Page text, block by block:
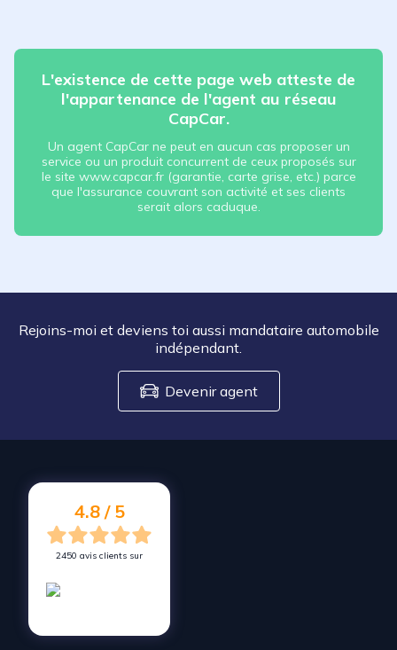
L'existence de cette page web atteste de
l'appartenance de l'agent au réseau
CapCar.
Un agent CapCar ne peut en aucun cas proposer un
service ou un produit concurrent de ceux proposés sur
le site www.capcar.fr (garantie, carte grise, etc.) parce
que l'assurance couvrant son activité et ses clients
serait alors caduque.
Rejoins-moi et deviens toi aussi mandataire automobile
indépendant.
Devenir agent
4.8 / 5
2450 avis clients sur